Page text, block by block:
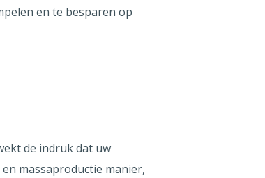
en te besparen op
de indruk dat uw
massaproductie manier,